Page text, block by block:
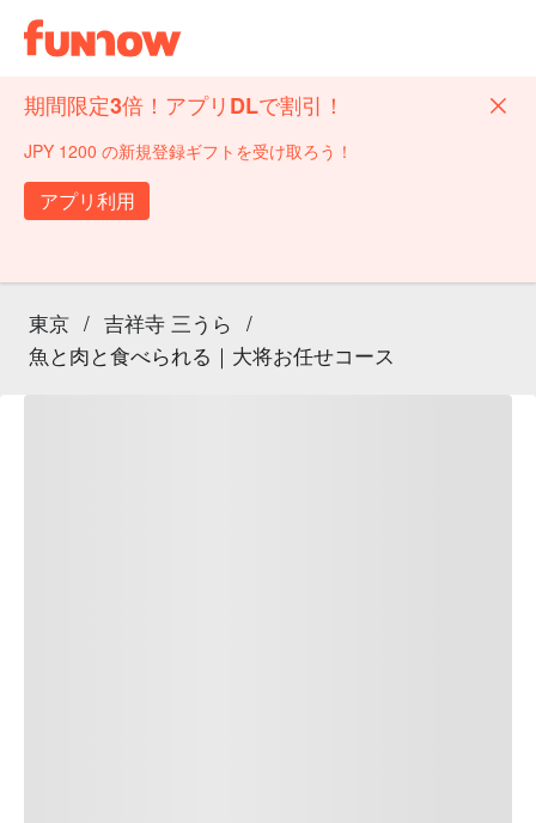
期間限定3倍！アプリDLで割引！
JPY 1200 の新規登録ギフトを受け取ろう！
アプリ利用
東京 / 吉祥寺 三うら /
魚と肉と食べられる｜大将お任せコース